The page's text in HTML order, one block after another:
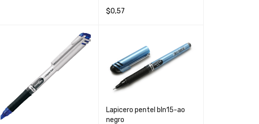
$0,57
Lapicero pentel bln15-ao
negro